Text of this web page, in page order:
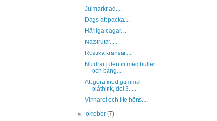
Julmarknad....
Dags att packa....
Härliga dagar....
Nätstrutar.....
Rustika kransar....
Nu drar julen in med buller
och bång....
Att göra med gammal
plåthink, del 3.....
Vinnare! och lite höns....
►oktober(7)